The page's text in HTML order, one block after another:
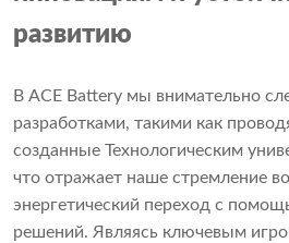
развитию
В ACE Battery мы внимательно
разработками, такими как
созданные Технологическим
что отражает наше стремление
энергетический переход с
решений. Являясь ключевым